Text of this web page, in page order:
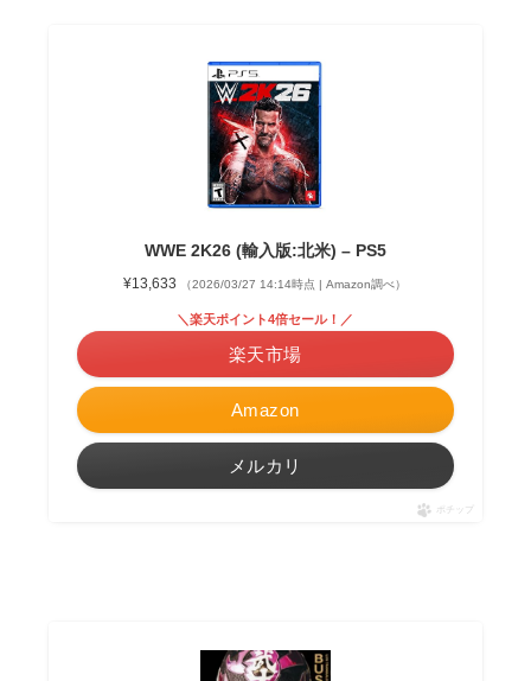
WWE 2K26 (輸入版:北米) – PS5
¥13,633 （2026/03/27 14:14時点 | Amazon調べ）
Amazon
＼楽天ポイント4倍セール！／
楽天市場
メルカリ
ポチップ